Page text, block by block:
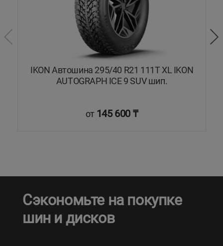
IKON Автошина 295/40 R21 111T XL IKON
AUTOGRAPH ICE 9 SUV шип.
от 145 600 ₸
Сэкономьте на покупке
шин и дисков